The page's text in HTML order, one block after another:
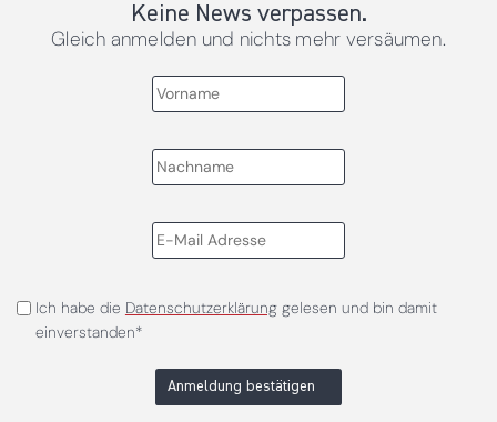
Keine News verpassen.
Gleich anmelden und nichts mehr versäumen.
Ich habe die Datenschutzerklärunggelesen und bin damit
einverstanden*
Anmeldung bestätigen